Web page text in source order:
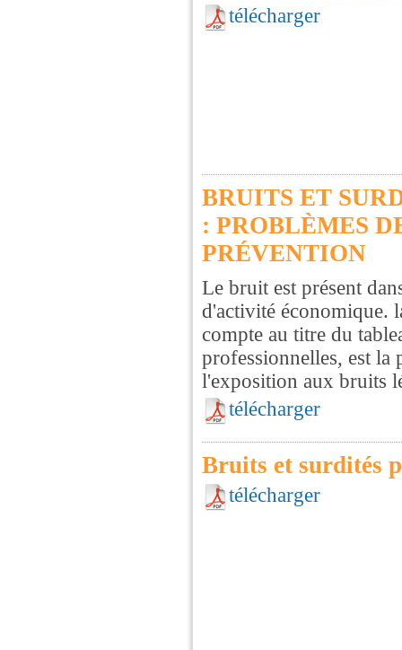
télécharger
BRUITS ET
: PROBLÈMES
PRÉVENTION
Le bruit est présent
d'activité économique.
compte au titre du
professionnelles, est la
l'exposition aux bruits
télécharger
Bruits et surdités
télécharger